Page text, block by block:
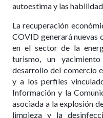
autoestima y las
La recuperación
COVID generará nuevas
en el sector de la
turismo, un
desarrollo del comercio
y a los perfiles
Información y la
asociada a la explosión
limpieza y la